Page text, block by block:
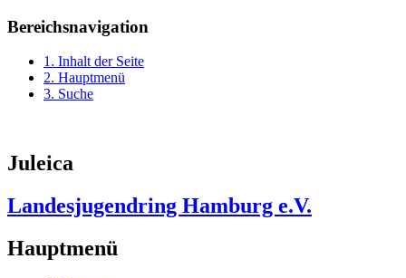
Bereichsnavigation
1. Inhalt der Seite
2. Hauptmenü
3. Suche
Juleica
Landesjugendring Hamburg e.V.
Hauptmenü